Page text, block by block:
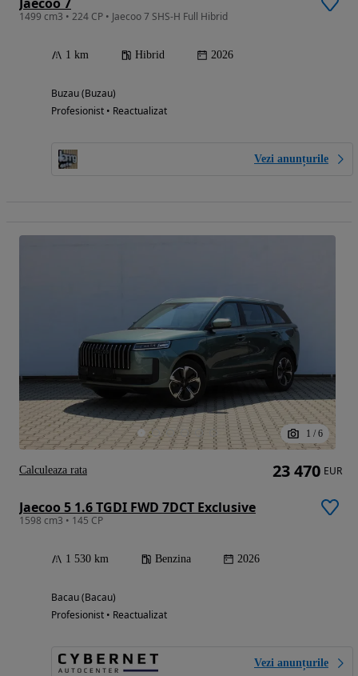
1499 cm3 • 224 CP • Jaecoo 7 SHS-H Full Hibrid
1 km Hibrid 2026
Buzau (Buzau)
Profesionist • Reactualizat
Vezi anunțurile
1 / 6
Jaecoo 5 1.6 TGDI FWD 7DCT Exclusive
1598 cm3 • 145 CP
1 530 km Benzina 2026
Bacau (Bacau)
Profesionist • Reactualizat
Vezi anunțurile
23 470 EUR
Calculeaza rata